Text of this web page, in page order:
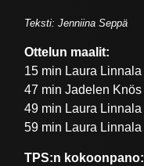
Teksti: Jenniina Seppä
Ottelun maalit:
15 min Laura Linnala
47 min Jadelen Knös
49 min Laura Linnala
59 min Laura Linnala
TPS:n kokoonpano: